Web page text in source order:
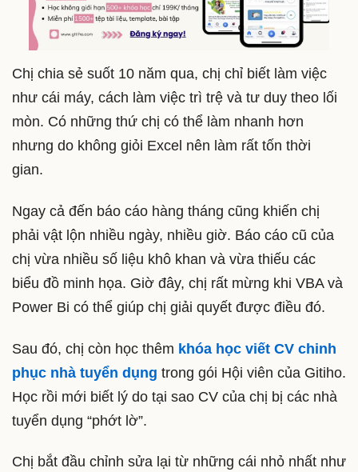
Chị chia sẻ suốt 10 năm qua, chị chỉ biết làm việc
như cái máy, cách làm việc trì trệ và tư duy theo lối
mòn. Có những thứ chị có thể làm nhanh hơn
nhưng do không giỏi Excel nên làm rất tốn thời
gian.
Ngay cả đến báo cáo hàng tháng cũng khiến chị
phải vật lộn nhiều ngày, nhiều giờ. Báo cáo cũ của
chị vừa nhiều số liệu khô khan và vừa thiếu các
biểu đồ minh họa. Giờ đây, chị rất mừng khi VBA và
Power Bi có thể giúp chị giải quyết được điều đó.
Sau đó, chị còn học thêm khóa học viết CV chinh
phục nhà tuyển dụng trong gói Hội viên của Gitiho.
Học rồi mới biết lý do tại sao CV của chị bị các nhà
tuyển dụng “phớt lờ”.
Chị bắt đầu chỉnh sửa lại từ những cái nhỏ nhất như